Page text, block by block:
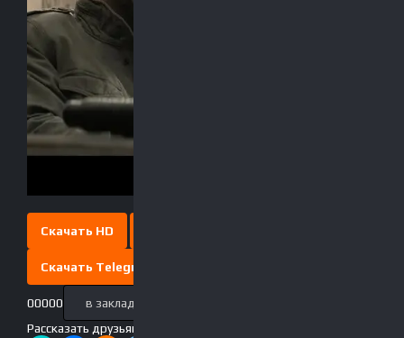
Скачать HD
Скачать Telegram
00000 в закладки
Рассказать друзьям!